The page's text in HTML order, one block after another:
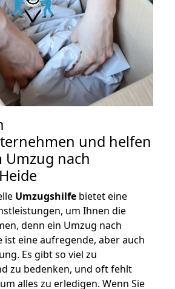
und helfen
nach
Umzugshilfe bietet eine
um Ihnen die
denn ein Umzug nach
ist eine aufregende, aber auch
Es gibt so viel zu
zu bedenken, und oft fehlt
alles zu erledigen. Wenn Sie